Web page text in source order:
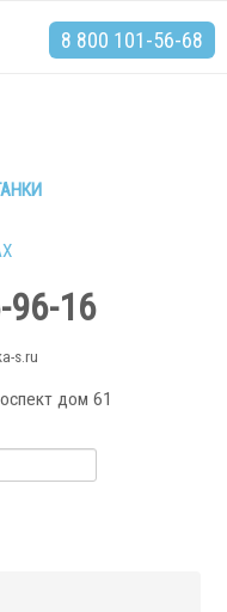
96-16
s.ru
дом 61
8 800 101-56-68